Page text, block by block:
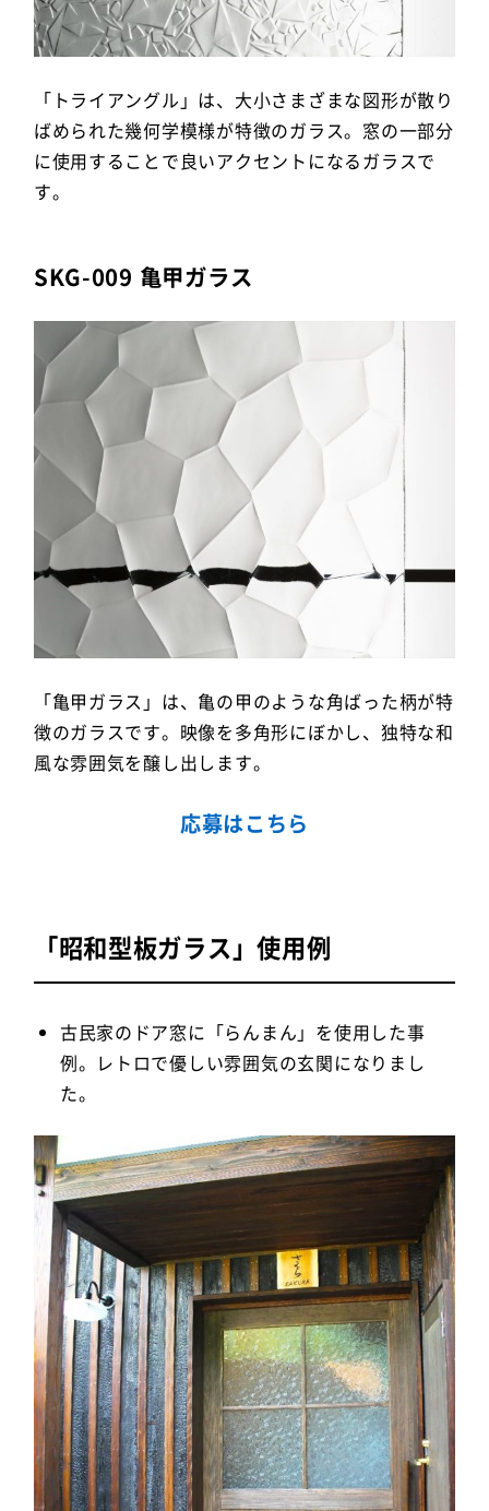
「トライアングル」は、大小さまざまな図形が散り
ばめられた幾何学模様が特徴のガラス。窓の一部分
に使用することで良いアクセントになるガラスで
す。
SKG-009 亀甲ガラス
「亀甲ガラス」は、亀の甲のような角ばった柄が特
徴のガラスです。映像を多角形にぼかし、独特な和
風な雰囲気を醸し出します。
応募はこちら
「昭和型板ガラス」使用例
古民家のドア窓に「らんまん」を使用した事
例。レトロで優しい雰囲気の玄関になりまし
た。